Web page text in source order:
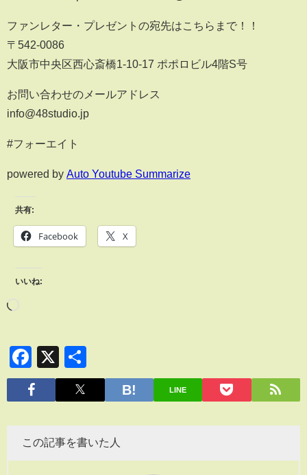
ファンレター・プレゼントの宛先はこちらまで！！
〒542-0086
大阪市中央区西心斎橋1-10-17 ポポロビル4階S号
お問い合わせのメールアドレス
info@48studio.jp
#フォーエイト
powered by Auto Youtube Summarize
共有:
Facebook X
いいね:
Facebook
X
有
LINE
この記事を書いた人